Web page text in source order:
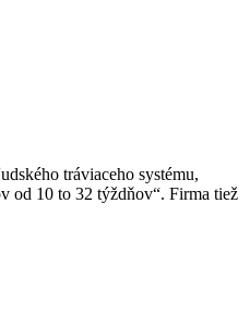
tráviaceho systému,
od 10 to 32 týždňov“. Firma tiež